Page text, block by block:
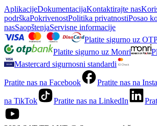
AplikacijeDokumentacijaKontaktirajte nas
podrškaPokrivenostPolitika privatnostiPosao
nasSaopštenjaServisne informacije
Platite sigurno uz
Platite sigurno uz Monri
Mastercard sigurnosni standardi
Pratite nas na Facebook Pratite nas na
na TikTok Pratite nas na LinkedIn